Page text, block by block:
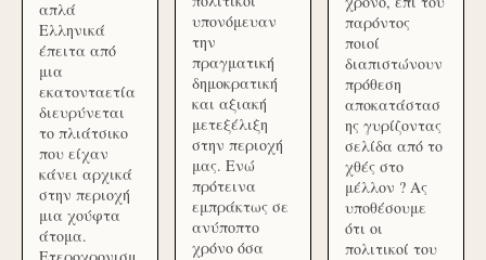
απλά
Ελληνικά
έπειτα από
μια
εκατονταετία
διευρύνεται
το πλιάτσικο
που είχαν
κάνει αρχικά
στην περιοχή
μια χούφτα
άτομα.
υπονόμευαν
την
πραγματική
δημοκρατική
και αξιακή
μετεξέλιξη
στην περιοχή
μας. Ενώ
πρότεινα
εμπράκτως σε
ανύποπτο
χρόνο όσα
παρόντος
ποιοί
διαπιστώνουν
πρόθεση
αποκατάστασ
ης γυρίζοντας
σελίδα από το
χθές στο
μέλλον ? Ας
υποθέσουμε
ότι οι
πολιτικοί του